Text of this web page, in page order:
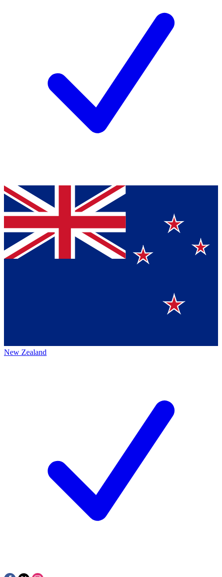
New Zealand